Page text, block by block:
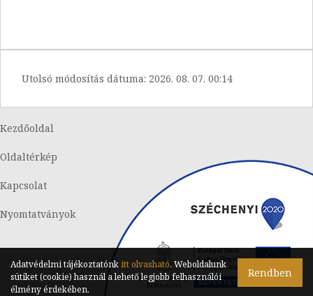
Utolsó módosítás dátuma: 2026. 08. 07. 00:14
Kezdőoldal
Oldaltérkép
Kapcsolat
Nyomtatványok
Készítette:Integranet Kft.
Rendben
Adatvédelmi tájékoztatónkitt olvasható. Weboldalunk
sütiket (cookie) használ a lehető legjobb felhasználói
élmény érdekében.